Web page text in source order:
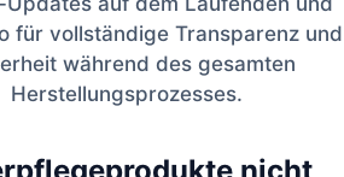
für vollständige Transparenz und
während des gesamten
Herstellungsprozesses.